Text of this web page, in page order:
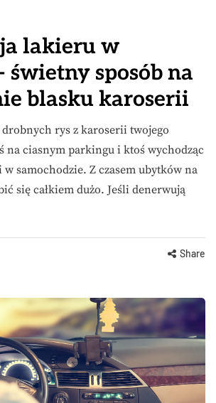
lakieru w
świetny sposób na
blasku karoserii
drobnych rys z karoserii twojego
na ciasnym parkingu i ktoś wychodząc
w samochodzie. Z czasem ubytków na
się całkiem dużo. Jeśli denerwują
Share